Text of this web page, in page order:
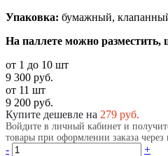
Упаковка: бумажный,
На паллете можно разместить,
от 1 до 10 шт
9 300 руб.
от 11 шт
9 200 руб.
Купите дешевле на 279 руб.
Войдите в личный кабинет и
товары при оформлении заказа через
-
+